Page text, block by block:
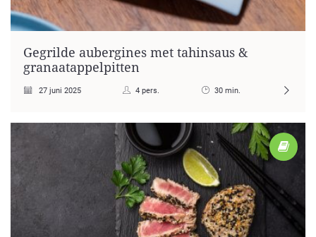
Gegrilde aubergines met tahinsaus &
granaatappelpitten
27 juni 2025 4 pers. 30 min.